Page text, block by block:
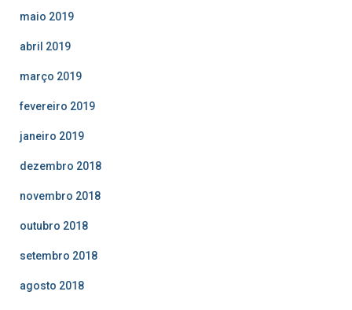
maio 2019
abril 2019
março 2019
fevereiro 2019
janeiro 2019
dezembro 2018
novembro 2018
outubro 2018
setembro 2018
agosto 2018